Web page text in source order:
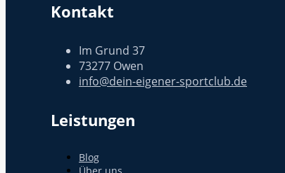
Kontakt
Im Grund 37
73277 Owen
info@dein-eigener-sportclub.de
Leistungen
Blog